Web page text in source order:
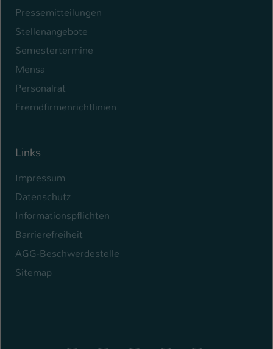
Pressemitteilungen
Stellenangebote
Semestertermine
Mensa
Personalrat
Fremdfirmenrichtlinien
Links
Impressum
Datenschutz
Informationspflichten
Barrierefreiheit
AGG-Beschwerdestelle
Sitemap